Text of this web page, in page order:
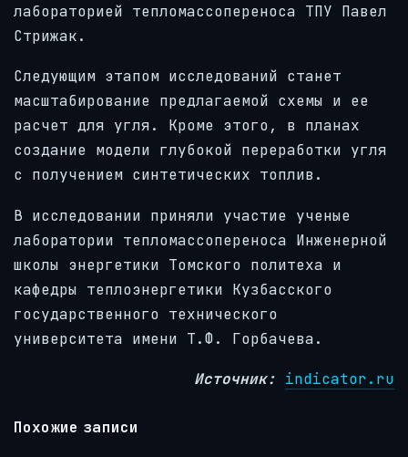
лабораторией тепломассопереноса ТПУ Павел
Стрижак.
Следующим этапом исследований станет
масштабирование предлагаемой схемы и ее
расчет для угля. Кроме этого, в планах
создание модели глубокой переработки угля
с получением синтетических топлив.
В исследовании приняли участие ученые
лаборатории тепломассопереноса Инженерной
школы энергетики Томского политеха и
кафедры теплоэнергетики Кузбасского
государственного технического
университета имени Т.Ф. Горбачева.
Источник: indicator.ru
Похожие записи